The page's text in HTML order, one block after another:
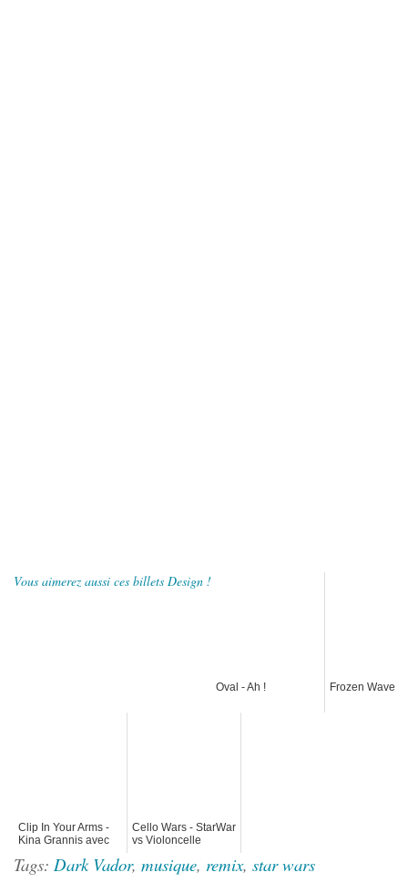
Vous aimerez aussi ces billets Design !
Oval - Ah ! Frozen Wave
Clip In Your Arms -
Kina Grannis avec
Cello Wars - StarWar
vs Violoncelle
Tags: Dark Vador, musique, remix, star wars